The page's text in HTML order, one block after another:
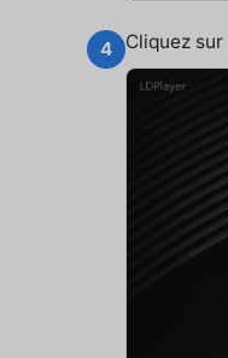
4 Cliquez sur